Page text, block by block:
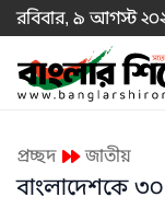
রবিবার, ৯ আগস্ট
প্রচ্ছদ জাতীয়
বাংলাদেশকে